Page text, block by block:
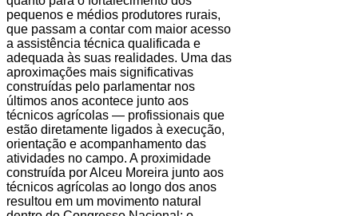
pequenos e médios produtores rurais,
que passam a contar com maior acesso
a assistência técnica qualificada e
adequada às suas realidades. Uma das
aproximações mais significativas
construídas pelo parlamentar nos
últimos anos acontece junto aos
técnicos agrícolas — profissionais que
estão diretamente ligados à execução,
orientação e acompanhamento das
atividades no campo. A proximidade
construída por Alceu Moreira junto aos
técnicos agrícolas ao longo dos anos
resultou em um movimento natural